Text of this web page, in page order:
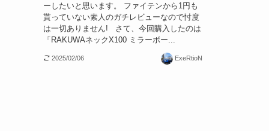
ーしたいと思います。 ファイテンから1円も
貰っていない素人のガチレビューなので忖度
は一切ありません! さて、今回購入したのは
「RAKUWAネックX100 ミラーボー...
2025/02/06 ExeRtioN